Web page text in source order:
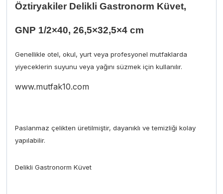
Öztiryakiler Delikli Gastronorm Küvet,
GNP 1/2×40, 26,5×32,5×4 cm
Genellikle otel, okul, yurt veya profesyonel mutfaklarda
yiyeceklerin suyunu veya yağını süzmek için kullanılır.
www.mutfak10.com
Paslanmaz çelikten üretilmiştir, dayanıklı ve temizliği kolay
yapılabilir.
Delikli Gastronorm Küvet